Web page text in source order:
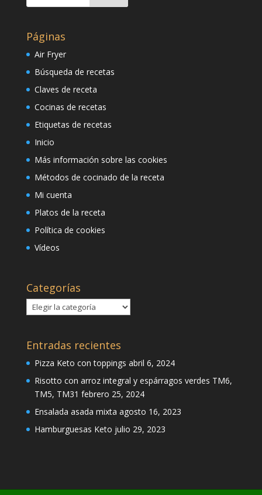
Páginas
Air Fryer
Búsqueda de recetas
Claves de receta
Cocinas de recetas
Etiquetas de recetas
Inicio
Más información sobre las cookies
Métodos de cocinado de la receta
Mi cuenta
Platos de la receta
Política de cookies
Vídeos
Categorías
Categorías
Entradas recientes
Pizza Keto con toppings abril 6, 2024
Risotto con arroz integral y espárragos verdes TM6,
TM5, TM31 febrero 25, 2024
Ensalada asada mixta agosto 16, 2023
Hamburguesas Keto julio 29, 2023